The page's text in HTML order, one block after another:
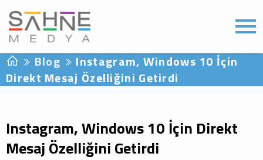
Blog
Instagram, Windows 10 İçin
Direkt Mesaj Özelliğini Getirdi
Instagram, Windows 10 İçin Direkt
Mesaj Özelliğini Getirdi